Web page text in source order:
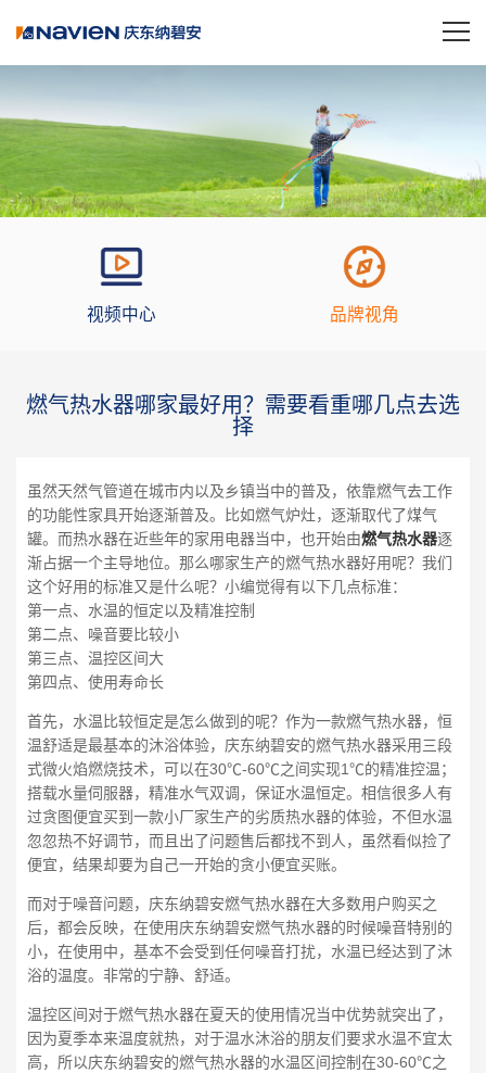
视频中心 品牌视角
燃气热水器哪家最好用？需要看重哪几点去选
择
虽然天然气管道在城市内以及乡镇当中的普及，依靠燃气去工作
的功能性家具开始逐渐普及。比如燃气炉灶，逐渐取代了煤气
罐。而热水器在近些年的家用电器当中，也开始由燃气热水器逐
渐占据一个主导地位。那么哪家生产的燃气热水器好用呢？我们
这个好用的标准又是什么呢？小编觉得有以下几点标准：
第一点、水温的恒定以及精准控制
第二点、噪音要比较小
第三点、温控区间大
第四点、使用寿命长
首先，水温比较恒定是怎么做到的呢？作为一款燃气热水器，恒
温舒适是最基本的沐浴体验，庆东纳碧安的燃气热水器采用三段
式微火焰燃烧技术，可以在30℃-60℃之间实现1℃的精准控温；
搭载水量伺服器，精准水气双调，保证水温恒定。相信很多人有
过贪图便宜买到一款小厂家生产的劣质热水器的体验，不但水温
忽忽热不好调节，而且出了问题售后都找不到人，虽然看似捡了
便宜，结果却要为自己一开始的贪小便宜买账。
而对于噪音问题，庆东纳碧安燃气热水器在大多数用户购买之
后，都会反映，在使用庆东纳碧安燃气热水器的时候噪音特别的
小，在使用中，基本不会受到任何噪音打扰，水温已经达到了沐
浴的温度。非常的宁静、舒适。
温控区间对于燃气热水器在夏天的使用情况当中优势就突出了，
因为夏季本来温度就热，对于温水沐浴的朋友们要求水温不宜太
高，所以庆东纳碧安的燃气热水器的水温区间控制在30-60℃之